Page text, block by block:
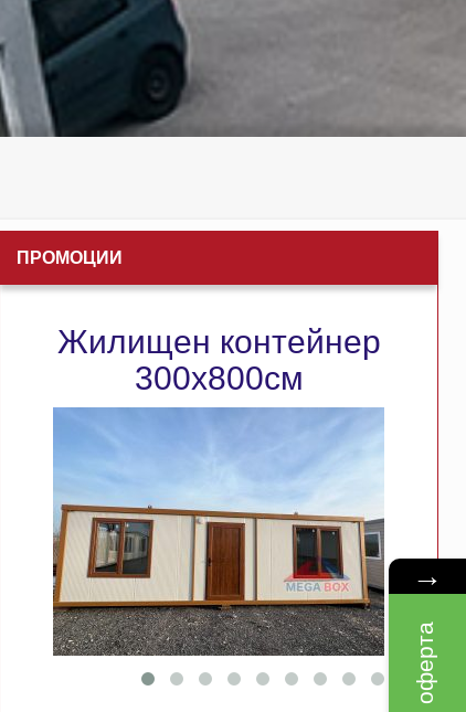
ПРОМОЦИИ
Жилищен контейнер
300х800см
→